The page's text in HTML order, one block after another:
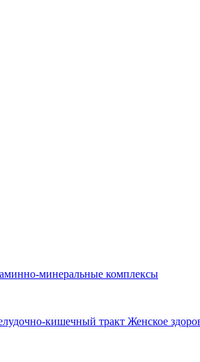
минеральные комплексы
кишечный тракт Женское